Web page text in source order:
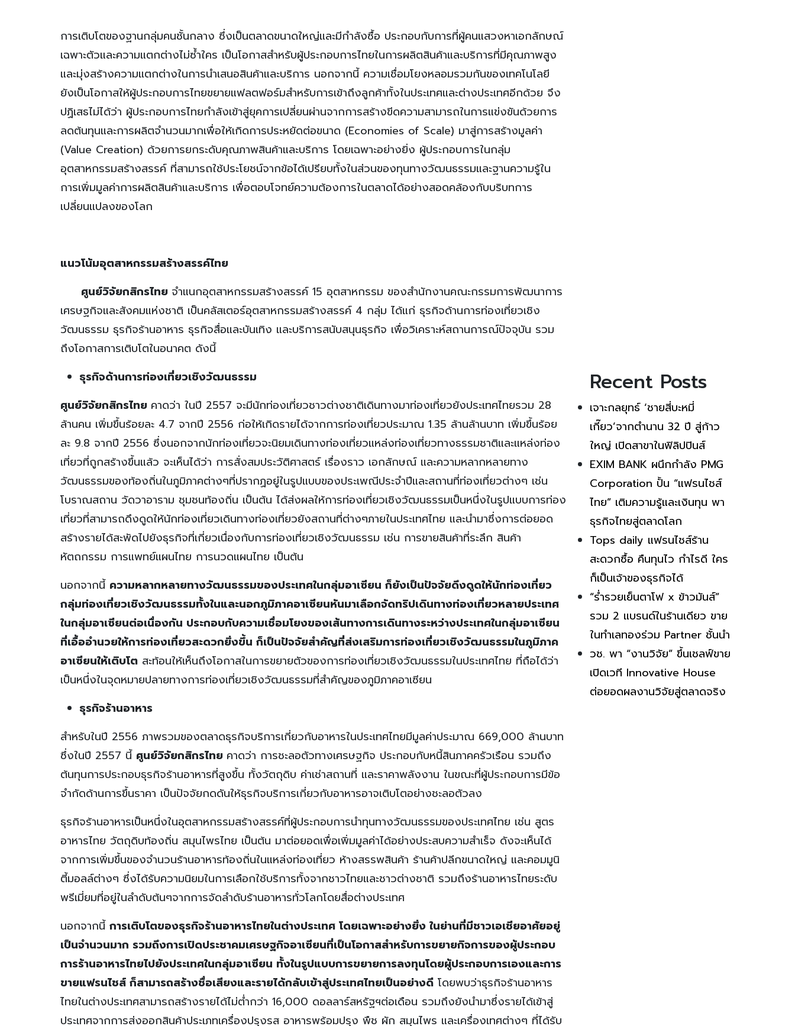
การเติบโตของฐานกลุ่มคนชั้นกลาง ซึ่งเป็นตลาดขนาดใหญ่และมีกำลังซื้อ ประกอบกับการที่ผู้คนแสวงหาเอกลักษณ์
เฉพาะตัวและความแตกต่างไม่ซ้ำใคร เป็นโอกาสสำหรับผู้ประกอบการไทยในการผลิตสินค้าและบริการที่มีคุณภาพสูง
และมุ่งสร้างความแตกต่างในการนำเสนอสินค้าและบริการ นอกจากนี้ ความเชื่อมโยงหลอมรวมกันของเทคโนโลยี
ยังเป็นโอกาสให้ผู้ประกอบการไทยขยายแฟลตฟอร์มสำหรับการเข้าถึงลูกค้าทั้งในประเทศและต่างประเทศอีกด้วย จึง
ปฏิเสธไม่ได้ว่า ผู้ประกอบการไทยกำลังเข้าสู่ยุคการเปลี่ยนผ่านจากการสร้างขีดความสามารถในการแข่งขันด้วยการ
ลดต้นทุนและการผลิตจำนวนมากเพื่อให้เกิดการประหยัดต่อขนาด (Economies of Scale) มาสู่การสร้างมูลค่า
(Value Creation) ด้วยการยกระดับคุณภาพสินค้าและบริการ โดยเฉพาะอย่างยิ่ง ผู้ประกอบการในกลุ่ม
อุตสาหกรรมสร้างสรรค์ ที่สามารถใช้ประโยชน์จากข้อได้เปรียบทั้งในส่วนของทุนทางวัฒนธรรมและฐานความรู้ใน
การเพิ่มมูลค่าการผลิตสินค้าและบริการ เพื่อตอบโจทย์ความต้องการในตลาดได้อย่างสอดคล้องกับบริบทการ
เปลี่ยนแปลงของโลก
แนวโน้มอุตสาหกรรมสร้างสรรค์ไทย
ศูนย์วิจัยกสิกรไทย จำแนกอุตสาหกรรมสร้างสรรค์ 15 อุตสาหกรรม ของสำนักงานคณะกรรมการพัฒนาการ
เศรษฐกิจและสังคมแห่งชาติ เป็นคลัสเตอร์อุตสาหกรรมสร้างสรรค์ 4 กลุ่ม ได้แก่ ธุรกิจด้านการท่องเที่ยวเชิง
วัฒนธรรม ธุรกิจร้านอาหาร ธุรกิจสื่อและบันเทิง และบริการสนับสนุนธุรกิจ เพื่อวิเคราะห์สถานการณ์ปัจจุบัน รวม
ถึงโอกาสการเติบโตในอนาคต ดังนี้
ธุรกิจด้านการท่องเที่ยวเชิงวัฒนธรรม
ศูนย์วิจัยกสิกรไทย คาดว่า ในปี 2557 จะมีนักท่องเที่ยวชาวต่างชาติเดินทางมาท่องเที่ยวยังประเทศไทยรวม 28
ล้านคน เพิ่มขึ้นร้อยละ 4.7 จากปี 2556 ก่อให้เกิดรายได้จากการท่องเที่ยวประมาณ 1.35 ล้านล้านบาท เพิ่มขึ้นร้อย
ละ 9.8 จากปี 2556 ซึ่งนอกจากนักท่องเที่ยวจะนิยมเดินทางท่องเที่ยวแหล่งท่องเที่ยวทางธรรมชาติและแหล่งท่อง
เที่ยวที่ถูกสร้างขึ้นแล้ว จะเห็นได้ว่า การสั่งสมประวัติศาสตร์ เรื่องราว เอกลักษณ์ และความหลากหลายทาง
วัฒนธรรมของท้องถิ่นในภูมิภาคต่างๆที่ปรากฏอยู่ในรูปแบบของประเพณีประจำปีและสถานที่ท่องเที่ยวต่างๆ เช่น
โบราณสถาน วัดวาอาราม ชุมชนท้องถิ่น เป็นต้น ได้ส่งผลให้การท่องเที่ยวเชิงวัฒนธรรมเป็นหนึ่งในรูปแบบการท่อง
เที่ยวที่สามารถดึงดูดให้นักท่องเที่ยวเดินทางท่องเที่ยวยังสถานที่ต่างๆภายในประเทศไทย และนำมาซึ่งการต่อยอด
สร้างรายได้สะพัดไปยังธุรกิจที่เกี่ยวเนื่องกับการท่องเที่ยวเชิงวัฒนธรรม เช่น การขายสินค้าที่ระลึก สินค้า
หัตถกรรม การแพทย์แผนไทย การนวดแผนไทย เป็นต้น
นอกจากนี้ ความหลากหลายทางวัฒนธรรมของประเทศในกลุ่มอาเซียน ก็ยังเป็นปัจจัยดึงดูดให้นักท่องเที่ยว
กลุ่มท่องเที่ยวเชิงวัฒนธรรมทั้งในและนอกภูมิภาคอาเซียนหันมาเลือกจัดทริปเดินทางท่องเที่ยวหลายประเทศ
ในกลุ่มอาเซียนต่อเนื่องกัน ประกอบกับความเชื่อมโยงของเส้นทางการเดินทางระหว่างประเทศในกลุ่มอาเซียน
ที่เอื้ออำนวยให้การท่องเที่ยวสะดวกยิ่งขึ้น ก็เป็นปัจจัยสำคัญที่ส่งเสริมการท่องเที่ยวเชิงวัฒนธรรมในภูมิภาค
อาเซียนให้เติบโต สะท้อนให้เห็นถึงโอกาสในการขยายตัวของการท่องเที่ยวเชิงวัฒนธรรมในประเทศไทย ที่ถือได้ว่า
เป็นหนึ่งในจุดหมายปลายทางการท่องเที่ยวเชิงวัฒนธรรมที่สำคัญของภูมิภาคอาเซียน
ธุรกิจร้านอาหาร
สำหรับในปี 2556 ภาพรวมของตลาดธุรกิจบริการเกี่ยวกับอาหารในประเทศไทยมีมูลค่าประมาณ 669,000 ล้านบาท
ซึ่งในปี 2557 นี้ ศูนย์วิจัยกสิกรไทย คาดว่า การชะลอตัวทางเศรษฐกิจ ประกอบกับหนี้สินภาคครัวเรือน รวมถึง
ต้นทุนการประกอบธุรกิจร้านอาหารที่สูงขึ้น ทั้งวัตถุดิบ ค่าเช่าสถานที่ และราคาพลังงาน ในขณะที่ผู้ประกอบการมีข้อ
จำกัดด้านการขึ้นราคา เป็นปัจจัยกดดันให้ธุรกิจบริการเกี่ยวกับอาหารอาจเติบโตอย่างชะลอตัวลง
ธุรกิจร้านอาหารเป็นหนึ่งในอุตสาหกรรมสร้างสรรค์ที่ผู้ประกอบการนำทุนทางวัฒนธรรมของประเทศไทย เช่น สูตร
อาหารไทย วัตถุดิบท้องถิ่น สมุนไพรไทย เป็นต้น มาต่อยอดเพื่อเพิ่มมูลค่าได้อย่างประสบความสำเร็จ ดังจะเห็นได้
จากการเพิ่มขึ้นของจำนวนร้านอาหารท้องถิ่นในแหล่งท่องเที่ยว ห้างสรรพสินค้า ร้านค้าปลีกขนาดใหญ่ และคอมมูนิ
ตี้มอลล์ต่างๆ ซึ่งได้รับความนิยมในการเลือกใช้บริการทั้งจากชาวไทยและชาวต่างชาติ รวมถึงร้านอาหารไทยระดับ
พรีเมี่ยมที่อยู่ในลำดับต้นๆจากการจัดลำดับร้านอาหารทั่วโลกโดยสื่อต่างประเทศ
นอกจากนี้ การเติบโตของธุรกิจร้านอาหารไทยในต่างประเทศ โดยเฉพาะอย่างยิ่ง ในย่านที่มีชาวเอเชียอาศัยอยู่
เป็นจำนวนมาก รวมถึงการเปิดประชาคมเศรษฐกิจอาเซียนที่เป็นโอกาสสำหรับการขยายกิจการของผู้ประกอบ
การร้านอาหารไทยไปยังประเทศในกลุ่มอาเซียน ทั้งในรูปแบบการขยายการลงทุนโดยผู้ประกอบการเองและการ
ขายแฟรนไชส์ ก็สามารถสร้างชื่อเสียงและรายได้กลับเข้าสู่ประเทศไทยเป็นอย่างดี โดยพบว่าธุรกิจร้านอาหาร
ไทยในต่างประเทศสามารถสร้างรายได้ไม่ต่ำกว่า 16,000 ดอลลาร์สหรัฐฯต่อเดือน รวมถึงยังนำมาซึ่งรายได้เข้าสู่
ประเทศจากการส่งออกสินค้าประเภทเครื่องปรุงรส อาหารพร้อมปรุง พืช ผัก สมุนไพร และเครื่องเทศต่างๆ ที่ได้รับ
Recent Posts
เจาะกลยุทธ์ ‘ชายสี่บะหมี่
เกี๊ยว’จากตำนาน 32 ปี สู่ก้าว
ใหญ่ เปิดสาขาในฟิลิปปินส์
EXIM BANK ผนึกกำลัง PMG
Corporation ปั้น “แฟรนไชส์
ไทย” เติมความรู้และเงินทุน พา
ธุรกิจไทยสู่ตลาดโลก
Tops daily แฟรนไชส์ร้าน
สะดวกซื้อ คืนทุนไว กำไรดี ใคร
ก็เป็นเจ้าของธุรกิจได้
“ร่ำรวยเย็นตาโฟ x ข้าวมันส์”
รวม 2 แบรนด์ในร้านเดียว ขาย
ในทำเลทองร่วม Partner ชั้นนำ
วช. พา “งานวิจัย” ขึ้นเชลฟ์ขาย
เปิดเวที Innovative House
ต่อยอดผลงานวิจัยสู่ตลาดจริง